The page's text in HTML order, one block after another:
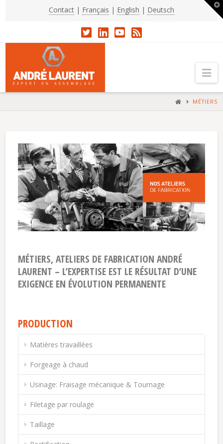
Contact | Français | English | Deutsch
HOMEMÉTIERS
MÉTIERS, ATELIERS DE FABRICATION ANDRÉ
LAURENT – L’EXPERTISE EST LE RÉSULTAT D’UNE
EXIGENCE EN ÉVOLUTION PERMANENTE
PRODUCTION
Matières travaillées
Forgeage à chaud
Usinage: Fraisage mécanique & Tournage
Filetage par roulage
Taillage